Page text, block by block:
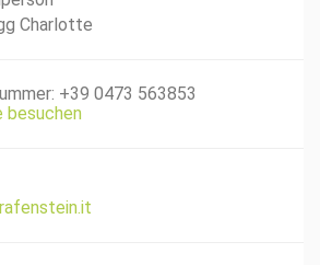
Charlotte
+39 0473 563853
besuchen